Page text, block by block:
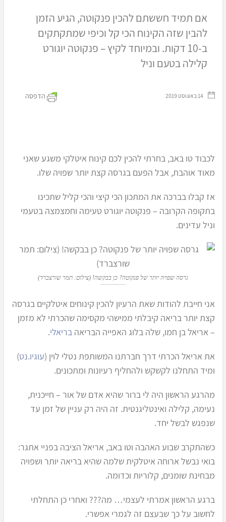
אם תמיד חששתם להכין פנקוטה, הגיע הזמן
להבין שזה הקינוח הכי קל וכיפי שמתקתקים
ב-10 דקות. ובמיוחד לקיץ – פנקוטה יוגורט
קלילה בטעם וניל
הדפסה ‏ 14 באוגוסט 2019
לכבוד טו באב, בחרתי להכין לכם קינוח איטלקי משגע שאני
מאוד אוהבת, אבל הפעם בגרסה קצת יותר שפויה שלו.
אז קבלו בברכה את המתכון הכי קיצי והכי קליל שתכינו
בתקופה הקרובה – פנקוטה יוגורט טעימה וחמצמצה בטעמי
וניל עדינים.
גרסה שפויה יותר של פנקוטה? כן בבקשה! (צילום: תמר שורצברד)
אני חייבת להודות שאת הרעיון להכין קינוחים איטלקיים בגרסה
קצת יותר בריאה קיבלתי ממישהי מקסימה שהכרתי לא מזמן
– אריאל בן חמו, שלה בלוג האפייה הבריאהבריאלי.
את אריאל הכרתי דרך חברתנו המשותפת נטלי לוין (עוגיו.נט)
ומיד התחלנו לקשקש ולהחליף רעיונות ומתכונים.
מהרגע הראשון היה לי ברור שהיא אדם של אור – חייכנית,
נעימה, קלילה ואינטליגנטית. זה היה רק עניין של זמן עד
שנפגש לבשל יחד.
כשהתקרב שבוע האהבה וטו באב, אריאל הציבה בפניי אתגר:
בואי נבשל ארוחה איטלקית שלמה שהיא בריאה יותר ושפויה
מבחינת שומנים, קלוריות וכדומה.
ברגע הראשון אמרתי לעצמי… מה??? ואחרי כן התחלתי
לחשוב על כך שבעצם זה לגמרי אפשרי.